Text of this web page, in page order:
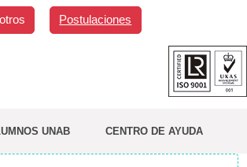
Postulaciones
UNAB CENTRO DE AYUDA